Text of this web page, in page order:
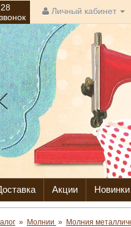
Личный кабинет
Акции Новинки
» Молнии » Молния